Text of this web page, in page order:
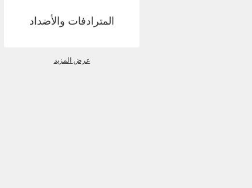
المترادفات والأضداد
عرض المزيد